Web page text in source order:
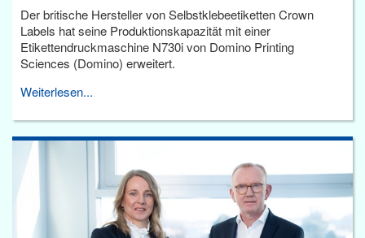
Der britische Hersteller von Selbstklebeetiketten Crown
Labels hat seine Produktionskapazität mit einer
Etikettendruckmaschine N730i von Domino Printing
Sciences (Domino) erweitert.
Weiterlesen...